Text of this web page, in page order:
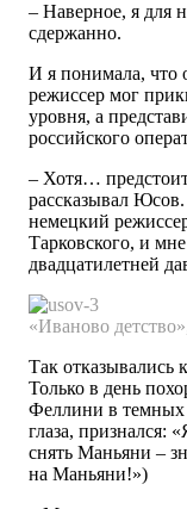
– Наверное, я для
сдержанно.
И я понимала, что
режиссер мог
уровня, а
российского
– Хотя…
рассказывал
немецкий
Тарковского, и
двадцатилетней
«Иваново
Так отказывались
Только в день
Феллини в
глаза, признался:
снять Маньяни –
на Маньяни!»)